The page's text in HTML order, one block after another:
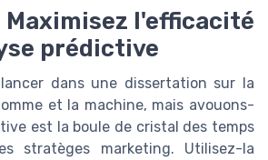
l'efficacité
prédictive
dans une dissertation sur la
et la machine, mais avouons-
est la boule de cristal des temps
stratèges marketing. Utilisez-la